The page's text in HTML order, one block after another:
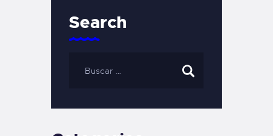
Search